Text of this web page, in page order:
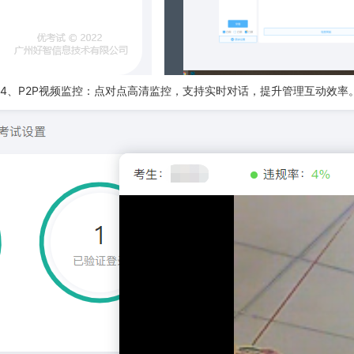
4、P2P视频监控：点对点高清监控，支持实时对话，提升管理互动效率